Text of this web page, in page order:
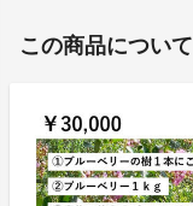
この商品について